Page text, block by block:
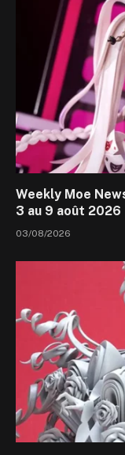
Weekly Moe
3 au 9 août 2026
03/08/2026